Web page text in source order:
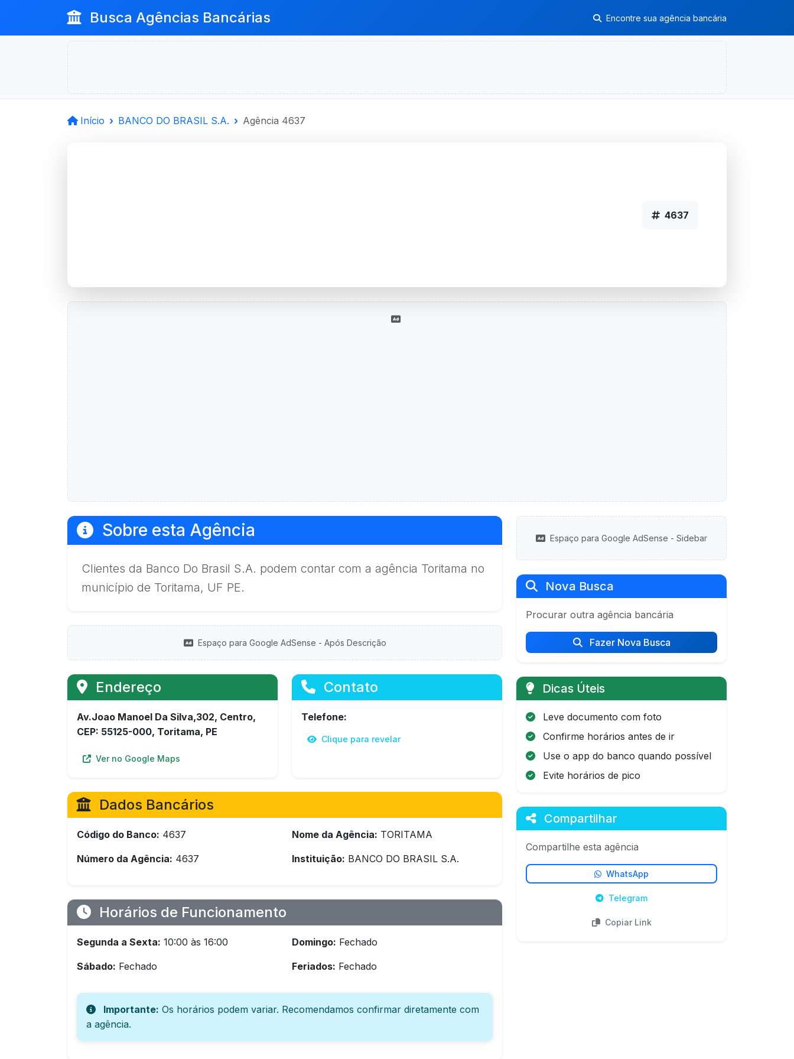
Busca Agências Bancárias Encontre sua agência bancária
Início BANCO DO BRASIL S.A. Agência 4637
4637
Sobre esta Agência
Clientes da Banco Do Brasil S.A. podem contar com a agência Toritama no
município de Toritama, UF PE.
Espaço para Google AdSense - Após Descrição
Endereço
Av.Joao Manoel Da Silva,302, Centro,
CEP: 55125-000, Toritama, PE
Ver no Google Maps
Contato
Telefone:
Clique para revelar
Dados Bancários
Código do Banco: 4637
Número da Agência: 4637
Nome da Agência: TORITAMA
Instituição: BANCO DO BRASIL S.A.
Horários de Funcionamento
Segunda a Sexta: 10:00 às 16:00
Sábado: Fechado
Domingo: Fechado
Feriados: Fechado
Importante: Os horários podem variar. Recomendamos confirmar diretamente com
a agência.
Espaço para Google AdSense - Sidebar
Nova Busca
Procurar outra agência bancária
Fazer Nova Busca
Dicas Úteis
Leve documento com foto
Confirme horários antes de ir
Use o app do banco quando possível
Evite horários de pico
Compartilhar
Compartilhe esta agência
WhatsApp
Telegram
Copiar Link